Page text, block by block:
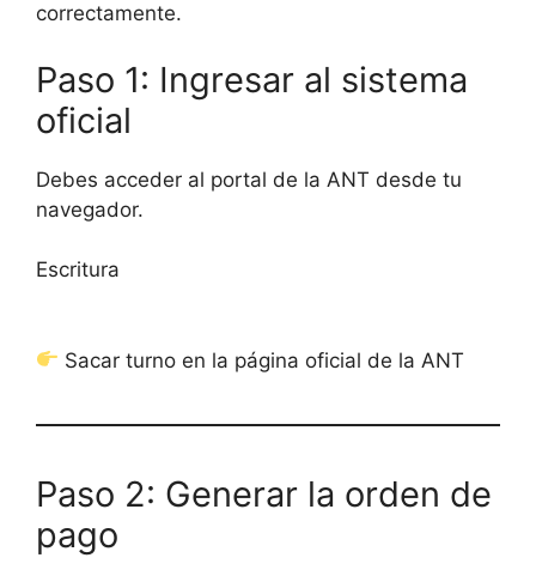
correctamente.
Paso 1: Ingresar al sistema
oficial
Debes acceder al portal de la ANT desde tu
navegador.
Escritura
Sacar turno en la página oficial de la ANT
Paso 2: Generar la orden de
pago